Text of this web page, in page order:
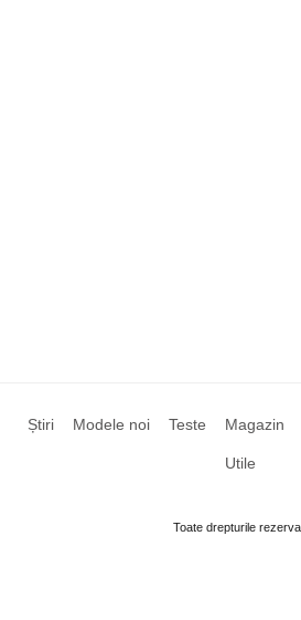
Știri Modele noi Teste Magazin
Utile
Toate drepturile